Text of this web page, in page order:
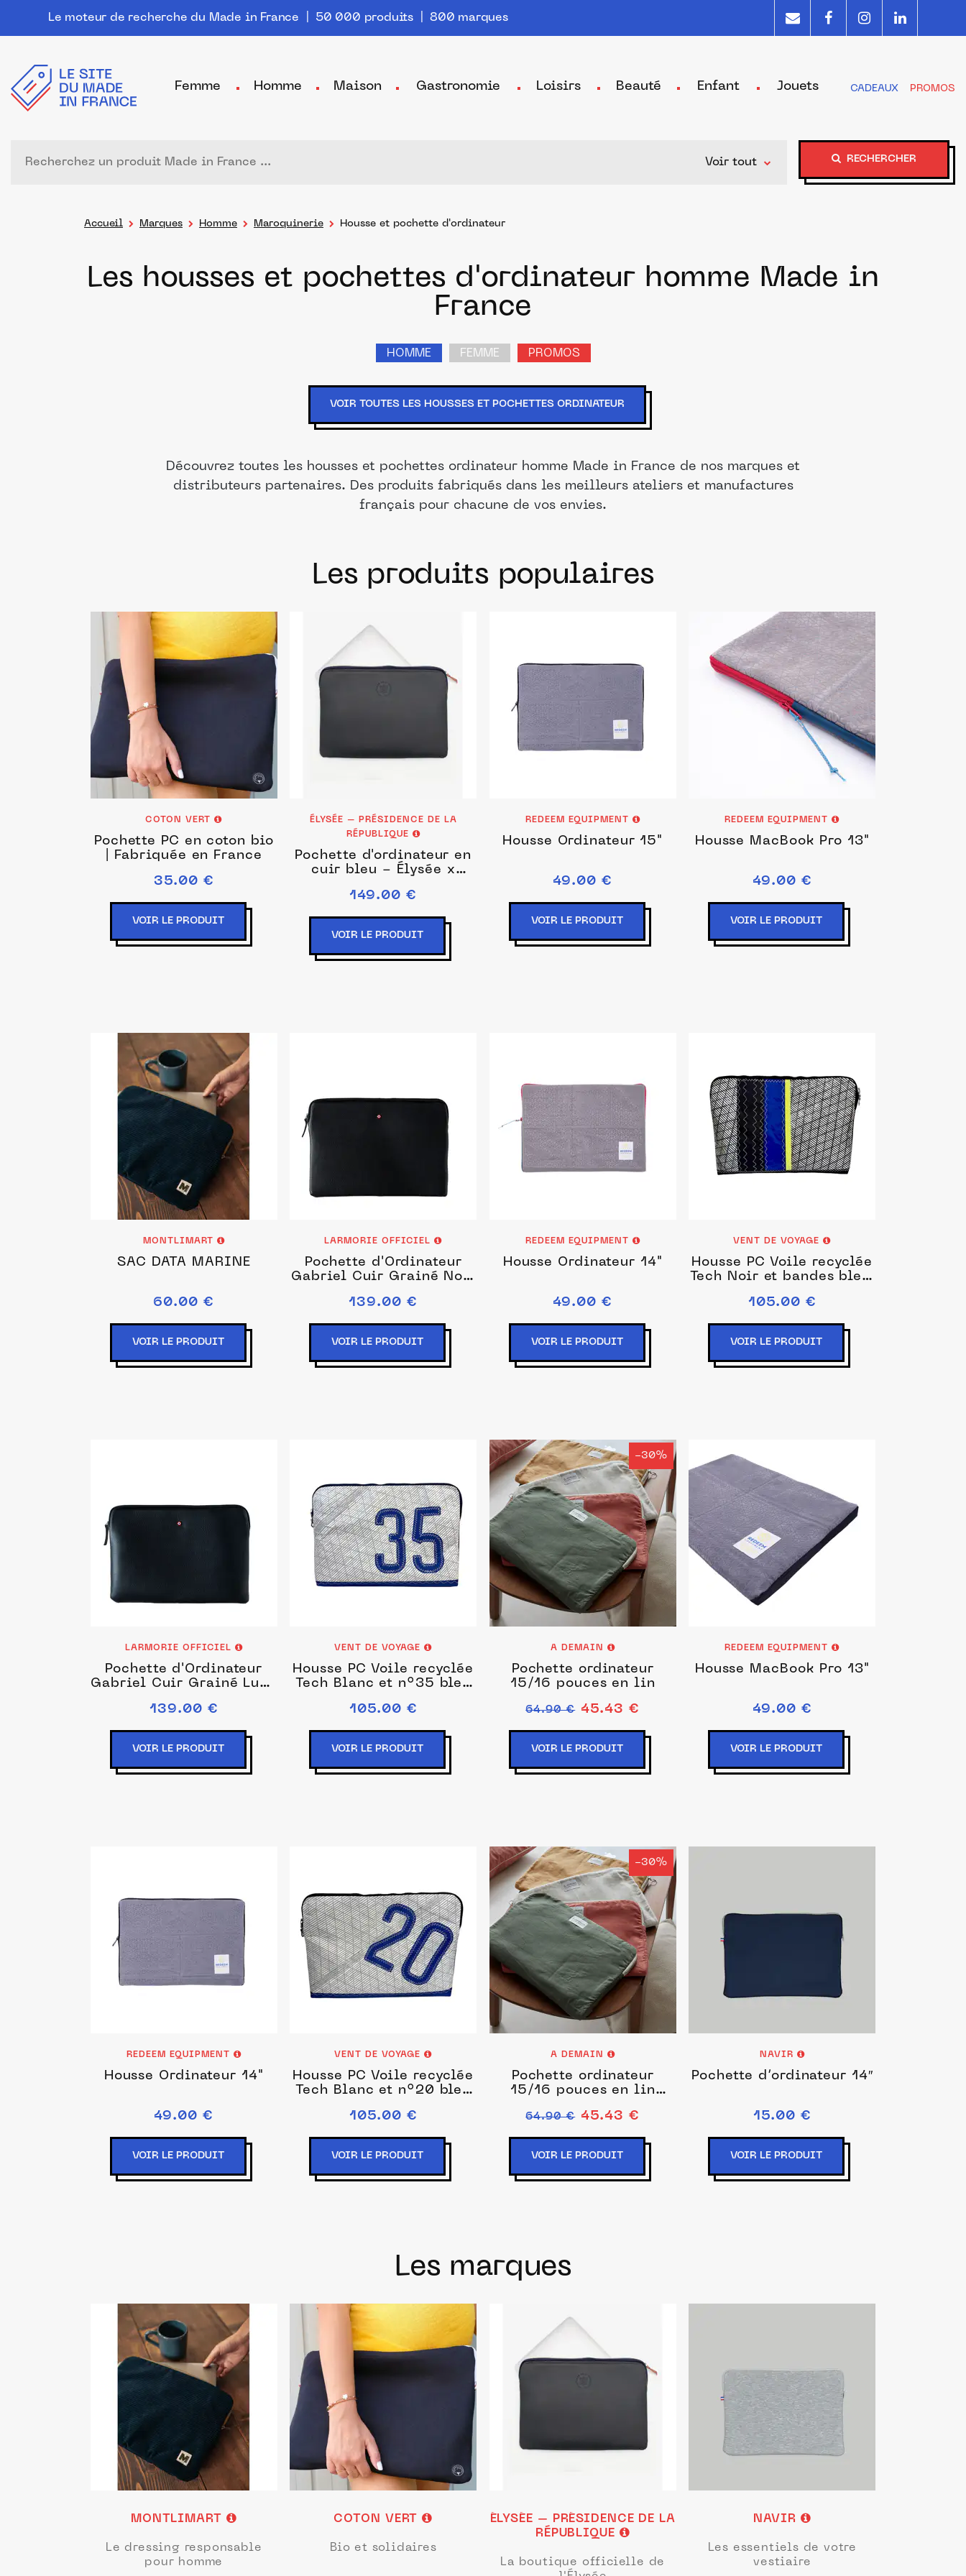
Le moteur de recherche du Made in France | 50 000 produits | 800 marques
Femme Homme Maison Gastronomie Loisirs Beauté Enfant Jouets CADEAUX PROMOS
Voir tout RECHERCHER
Accueil Marques Homme Maroquinerie Housse et pochette d'ordinateur
Les housses et pochettes d'ordinateur homme Made in
France
HOMME FEMME PROMOS
VOIR TOUTES LES HOUSSES ET POCHETTES ORDINATEUR
Découvrez toutes les housses et pochettes ordinateur homme Made in France de nos marques et
distributeurs partenaires. Des produits fabriqués dans les meilleurs ateliers et manufactures
français pour chacune de vos envies.
Les produits populaires
COTON VERT
Pochette PC en coton bio
| Fabriquée en France
35.00 €
VOIR LE PRODUIT
ÉLYSÉE – PRÉSIDENCE DE LA
RÉPUBLIQUE
Pochette d'ordinateur en
cuir bleu - Élysée x
149.00 €
VOIR LE PRODUIT
REDEEM EQUIPMENT
Housse Ordinateur 15"
49.00 €
VOIR LE PRODUIT
REDEEM EQUIPMENT
Housse MacBook Pro 13"
49.00 €
VOIR LE PRODUIT
MONTLIMART
SAC DATA MARINE
60.00 €
VOIR LE PRODUIT
LARMORIE OFFICIEL
Pochette d'Ordinateur
Gabriel Cuir Grainé Noir
139.00 €
VOIR LE PRODUIT
REDEEM EQUIPMENT
Housse Ordinateur 14"
49.00 €
VOIR LE PRODUIT
VENT DE VOYAGE
Housse PC Voile recyclée
Tech Noir et bandes bleu,
105.00 €
VOIR LE PRODUIT
LARMORIE OFFICIEL
Pochette d'Ordinateur
Gabriel Cuir Grainé Lune
139.00 €
VOIR LE PRODUIT
VENT DE VOYAGE
Housse PC Voile recyclée
Tech Blanc et n°35 bleu
105.00 €
VOIR LE PRODUIT
-30%
A DEMAIN
Pochette ordinateur
15/16 pouces en lin
64.90 € 45.43 €
VOIR LE PRODUIT
REDEEM EQUIPMENT
Housse MacBook Pro 13"
49.00 €
VOIR LE PRODUIT
REDEEM EQUIPMENT
Housse Ordinateur 14"
49.00 €
VOIR LE PRODUIT
VENT DE VOYAGE
Housse PC Voile recyclée
Tech Blanc et n°20 bleu
105.00 €
VOIR LE PRODUIT
-30%
A DEMAIN
Pochette ordinateur
15/16 pouces en lin
64.90 € 45.43 €
VOIR LE PRODUIT
NAVIR
Pochette d’ordinateur 14″
15.00 €
VOIR LE PRODUIT
Les marques
MONTLIMART
Le dressing responsable
pour homme
COTON VERT
Bio et solidaires
ÉLYSÉE – PRÉSIDENCE DE LA
RÉPUBLIQUE
La boutique officielle de
NAVIR
Les essentiels de votre
vestiaire